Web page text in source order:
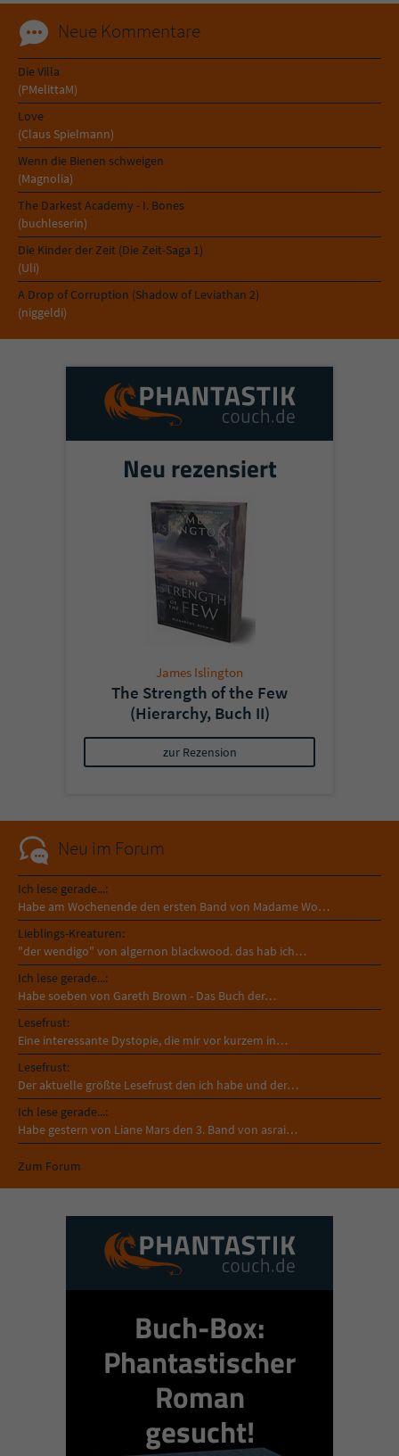
Neue Kommentare
Die Villa
(PMelittaM)
Love
(Claus Spielmann)
Wenn die Bienen schweigen
(Magnolia)
The Darkest Academy - I. Bones
(buchleserin)
Die Kinder der Zeit (Die Zeit-Saga 1)
(Uli)
A Drop of Corruption (Shadow of Leviathan 2)
(niggeldi)
Neu rezensiert
James Islington
The Strength of the Few
(Hierarchy, Buch II)
zur Rezension
Neu im Forum
Ich lese gerade...:
Habe am Wochenende den ersten Band von Madame Wo…
Lieblings-Kreaturen:
"der wendigo" von algernon blackwood. das hab ich…
Ich lese gerade...:
Habe soeben von Gareth Brown - Das Buch der…
Lesefrust:
Eine interessante Dystopie, die mir vor kurzem in…
Lesefrust:
Der aktuelle größte Lesefrust den ich habe und der…
Ich lese gerade...:
Habe gestern von Liane Mars den 3. Band von asrai…
Zum Forum
Buch-Box:
Phantastischer
Roman
gesucht!